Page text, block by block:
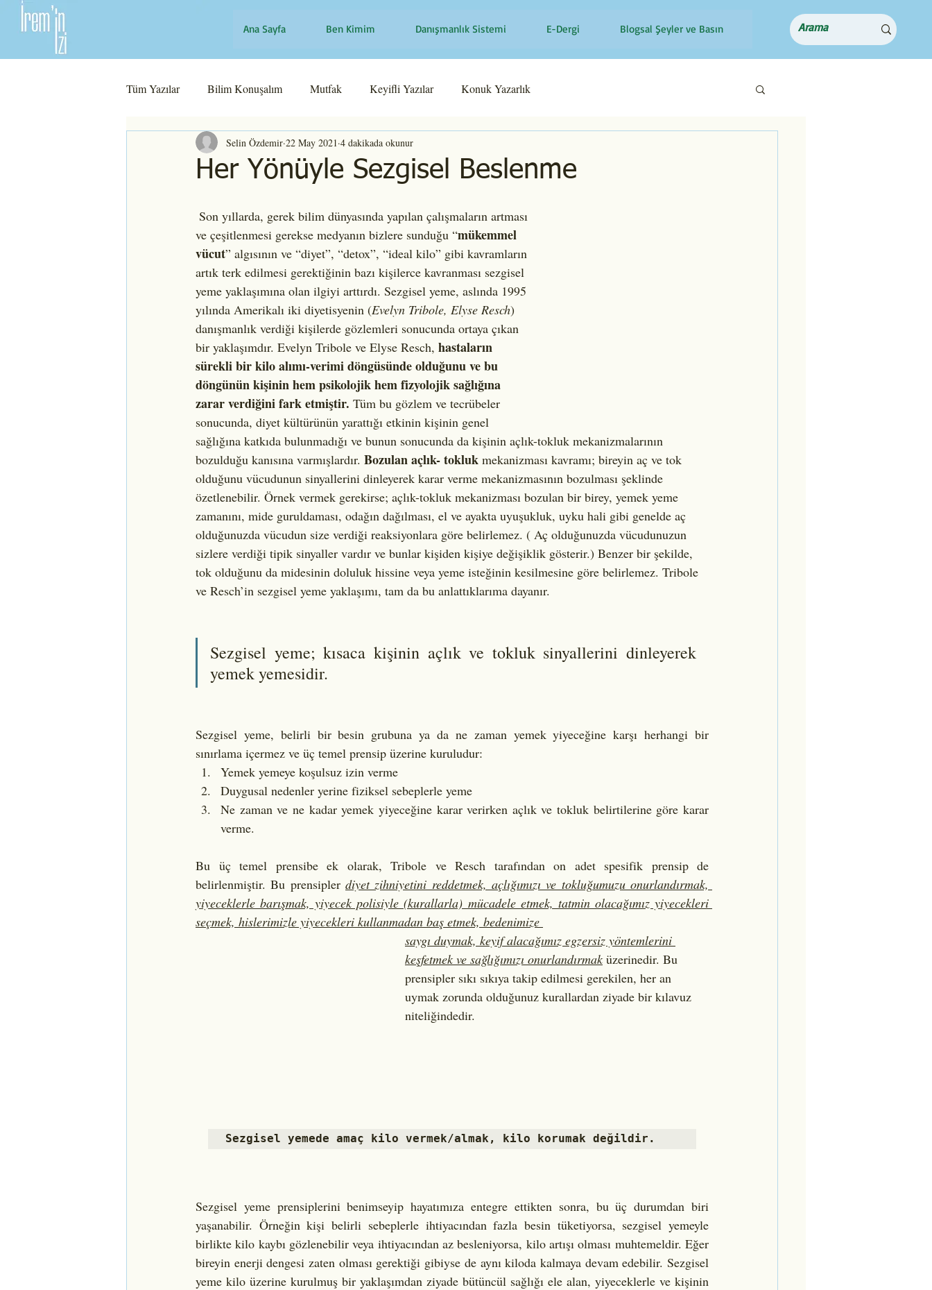
Ana Sayfa Ben Kimim Danışmanlık Sistemi E-Dergi Blogsal Şeyler ve Basın
Tüm Yazılar Bilim Konuşalım Mutfak Keyifli Yazılar Konuk Yazarlık
Her Yönüyle Sezgisel Beslenme
Selin Özdemir 22 May 2021 4 dakikada okunur
ve çeşitlenmesi gerekse medyanın bizlere sunduğu “mükemmel
vücut” algısının ve “diyet”, “detox”, “ideal kilo” gibi kavramların
artık terk edilmesi gerektiğinin bazı kişilerce kavranması sezgisel
yeme yaklaşımına olan ilgiyi arttırdı. Sezgisel yeme, aslında 1995
yılında Amerikalı iki diyetisyenin (Evelyn Tribole, Elyse Resch)
danışmanlık verdiği kişilerde gözlemleri sonucunda ortaya çıkan
bir yaklaşımdır. Evelyn Tribole ve Elyse Resch, hastaların
sürekli bir kilo alımı-verimi döngüsünde olduğunu ve bu
döngünün kişinin hem psikolojik hem fizyolojik sağlığına
zarar verdiğini fark etmiştir. Tüm bu gözlem ve tecrübeler
sonucunda, diyet kültürünün yarattığı etkinin kişinin genel
sağlığına katkıda bulunmadığı ve bunun sonucunda da kişinin açlık-tokluk mekanizmalarının
bozulduğu kanısına varmışlardır. Bozulan açlık- tokluk mekanizması kavramı; bireyin aç ve tok
olduğunu vücudunun sinyallerini dinleyerek karar verme mekanizmasının bozulması şeklinde
özetlenebilir. Örnek vermek gerekirse; açlık-tokluk mekanizması bozulan bir birey, yemek yeme
zamanını, mide guruldaması, odağın dağılması, el ve ayakta uyuşukluk, uyku hali gibi genelde aç
olduğunuzda vücudun size verdiği reaksiyonlara göre belirlemez. ( Aç olduğunuzda vücudunuzun
sizlere verdiği tipik sinyaller vardır ve bunlar kişiden kişiye değişiklik gösterir.) Benzer bir şekilde,
tok olduğunu da midesinin doluluk hissine veya yeme isteğinin kesilmesine göre belirlemez. Tribole
ve Resch’in sezgisel yeme yaklaşımı, tam da bu anlattıklarıma dayanır.
Sezgisel yeme; kısaca kişinin açlık ve tokluk sinyallerini dinleyerek
yemek yemesidir.
Sezgisel yeme, belirli bir besin grubuna ya da ne zaman yemek yiyeceğine karşı herhangi bir
sınırlama içermez ve üç temel prensip üzerine kuruludur:
Yemek yemeye koşulsuz izin verme
Duygusal nedenler yerine fiziksel sebeplerle yeme
Ne zaman ve ne kadar yemek yiyeceğine karar verirken açlık ve tokluk belirtilerine göre karar
verme.
Bu üç temel prensibe ek olarak, Tribole ve Resch tarafından on adet spesifik prensip de
belirlenmiştir. Bu prensipler diyet zihniyetini reddetmek, açlığımızı ve tokluğumuzu onurlandırmak,
yiyeceklerle barışmak, yiyecek polisiyle (kurallarla) mücadele etmek, tatmin olacağımız yiyecekleri
seçmek, hislerimizle yiyecekleri kullanmadan baş etmek, bedenimize
saygı duymak, keyif alacağımız egzersiz yöntemlerini
keşfetmek ve sağlığımızı onurlandırmak üzerinedir. Bu
prensipler sıkı sıkıya takip edilmesi gerekilen, her an
uymak zorunda olduğunuz kurallardan ziyade bir kılavuz
niteliğindedir.
Sezgisel yemede amaç kilo vermek/almak, kilo korumak değildir.
Sezgisel yeme prensiplerini benimseyip hayatımıza entegre ettikten sonra, bu üç durumdan biri
yaşanabilir. Örneğin kişi belirli sebeplerle ihtiyacından fazla besin tüketiyorsa, sezgisel yemeyle
birlikte kilo kaybı gözlenebilir veya ihtiyacından az besleniyorsa, kilo artışı olması muhtemeldir. Eğer
bireyin enerji dengesi zaten olması gerektiği gibiyse de aynı kiloda kalmaya devam edebilir. Sezgisel
yeme kilo üzerine kurulmuş bir yaklaşımdan ziyade bütüncül sağlığı ele alan, yiyeceklerle ve kişinin